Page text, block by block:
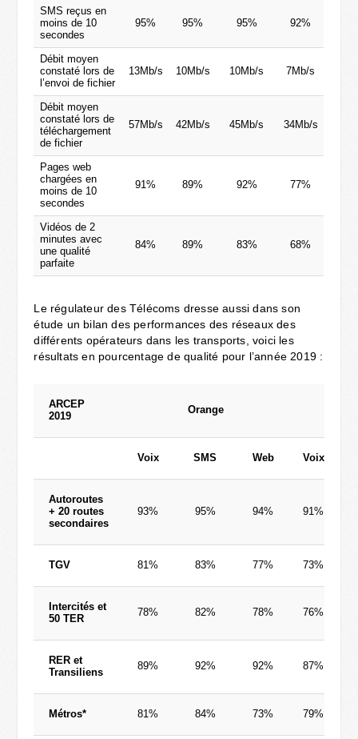
SMS reçus en
moins de 10
secondes
95% 95% 95% 92%
Débit moyen
constaté lors de
l’envoi de fichier
13Mb/s 10Mb/s 10Mb/s 7Mb/s
Débit moyen
constaté lors de
téléchargement
de fichier
57Mb/s 42Mb/s 45Mb/s 34Mb/s
Pages web
chargées en
moins de 10
secondes
91% 89% 92% 77%
Vidéos de 2
minutes avec
une qualité
parfaite
84% 89% 83% 68%
Le régulateur des Télécoms dresse aussi dans son
étude un bilan des performances des réseaux des
différents opérateurs dans les transports, voici les
résultats en pourcentage de qualité pour l’année 2019 :
ARCEP
2019
Orange
Voix SMS Web Voix
Autoroutes
+ 20 routes
secondaires
93% 95% 94% 91%
TGV 81% 83% 77% 73%
Intercités et
50 TER
78% 82% 78% 76%
RER et
Transiliens
89% 92% 92% 87%
Métros* 81% 84% 73% 79%